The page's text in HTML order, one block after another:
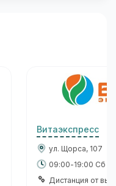
Витаэкспресс
ул. Щорса, 107
09:00-19:00 Сб
Дистанция от